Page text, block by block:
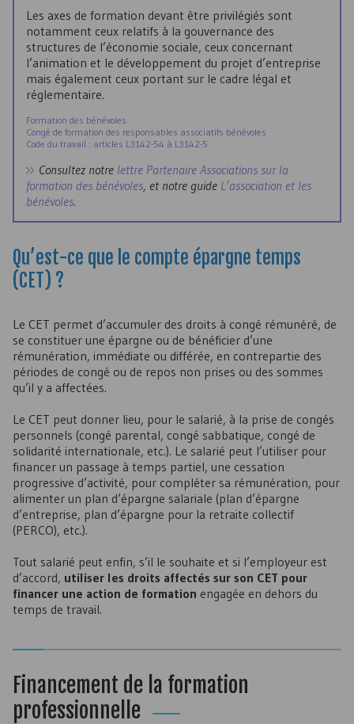
Les axes de formation devant être privilégiés sont
notamment ceux relatifs à la gouvernance des
structures de l’économie sociale, ceux concernant
l’animation et le développement du projet d’entreprise
mais également ceux portant sur le cadre légal et
réglementaire.
Formation des bénévoles
Congé de formation des responsables associatifs bénévoles
Code du travail : articles L3142-54 à L3142-5
Consultez notre lettre Partenaire Associations sur la
formation des bénévoles, et notre guide L’association et les
bénévoles.
Qu’est-ce que le compte épargne temps
(CET) ?
Le CET permet d’accumuler des droits à congé rémunéré, de
se constituer une épargne ou de bénéficier d’une
rémunération, immédiate ou différée, en contrepartie des
périodes de congé ou de repos non prises ou des sommes
qu’il y a affectées.
Le CET peut donner lieu, pour le salarié, à la prise de congés
personnels (congé parental, congé sabbatique, congé de
solidarité internationale, etc.). Le salarié peut l’utiliser pour
financer un passage à temps partiel, une cessation
progressive d’activité, pour compléter sa rémunération, pour
alimenter un plan d’épargne salariale (plan d’épargne
d’entreprise, plan d’épargne pour la retraite collectif
(PERCO), etc.).
Tout salarié peut enfin, s’il le souhaite et si l’employeur est
d’accord, utiliser les droits affectés sur son CET pour
financer une action de formation engagée en dehors du
temps de travail.
Financement de la formation
professionnelle